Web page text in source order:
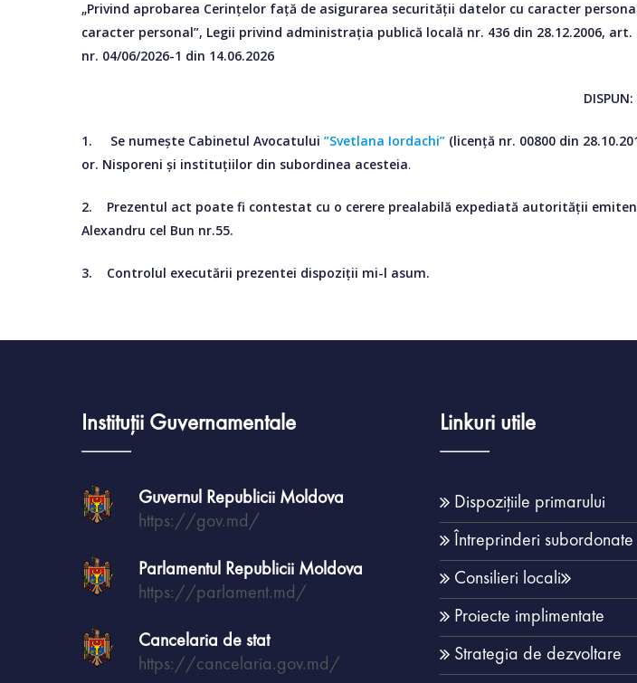
„Privind aprobarea Cerințelor față de asigurarea securității datelor cu caracter
caracter personal”, Legii privind administrația publică locală nr. 436 din 28.12.2006,
nr. 04/06/2026-1 din 14.06.2026
DISPUN:
1. Se numește Cabinetul Avocatului ”Svetlana Iordachi” (licență nr. 00800 din
or. Nisporeni și instituțiilor din subordinea acesteia.
2. Prezentul act poate fi contestat cu o cerere prealabilă expediată autorității
Alexandru cel Bun nr.55.
3. Controlul executării prezentei dispoziții mi-l asum.
Instituții Guvernamentale
Guvernul Republicii Moldova
https://gov.md/
Parlamentul Republicii Moldova
https://parlament.md/
Cancelaria de stat
https://cancelaria.gov.md/
Linkuri utile
Dispozițiile primarului
Întreprinderi subordonate
Consilieri locali
Proiecte implimentate
Strategia de dezvoltare